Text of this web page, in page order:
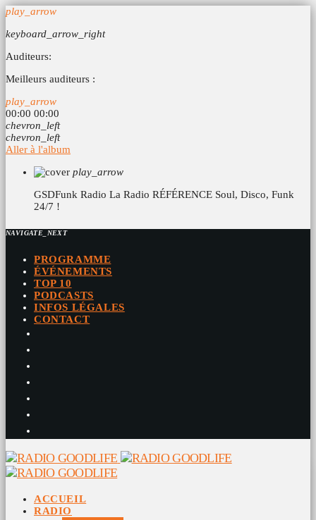
play_arrow
keyboard_arrow_right
Auditeurs:
Meilleurs auditeurs :
play_arrow
00:00 00:00
chevron_left
chevron_left
Aller à l'album
play_arrow
GSDFunk Radio La Radio RÉFÉRENCE Soul, Disco, Funk
24/7 !
NAVIGATE_NEXT
PROGRAMME
ÉVÉNEMENTS
TOP 10
PODCASTS
INFOS LÉGALES
CONTACT
ACCUEIL
RADIO